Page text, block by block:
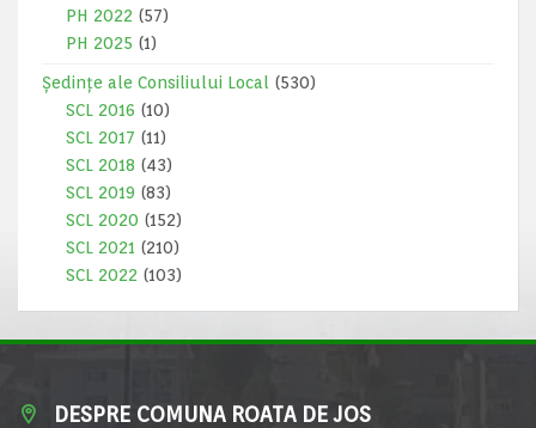
PH 2022 (57)
PH 2025 (1)
Ședințe ale Consiliului Local
(530)
SCL 2016 (10)
SCL 2017 (11)
SCL 2018 (43)
SCL 2019 (83)
SCL 2020 (152)
SCL 2021 (210)
SCL 2022 (103)
DESPRE COMUNA ROATA DE JOS